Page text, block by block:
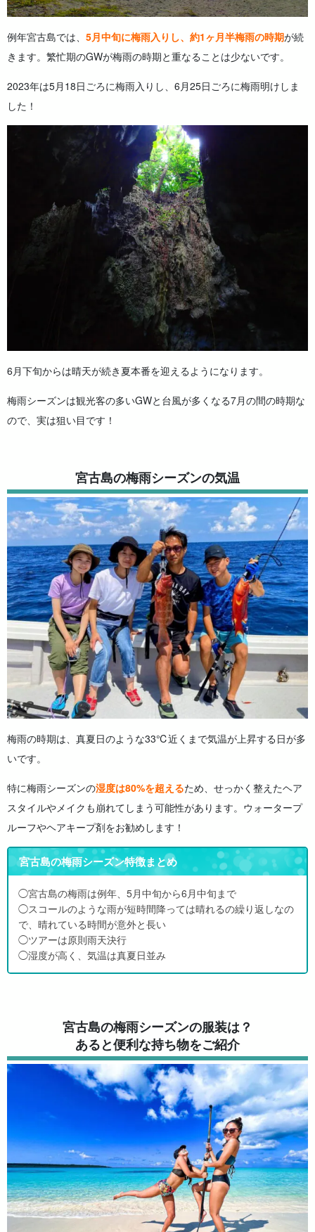
例年宮古島では、 5月中旬に梅雨入りし、約1ヶ月半梅雨の時期が続
きます。繁忙期のGWが梅雨の時期と重なることは少ないです。
2023年は5月18日ごろに梅雨入りし、6月25日ごろに梅雨明けしま
した！
6月下旬からは晴天が続き夏本番を迎えるようになります。
梅雨シーズンは観光客の多いGWと台風が多くなる7月の間の時期な
ので、実は狙い目です！
宮古島の梅雨シーズンの気温
梅雨の時期は、真夏日のような33℃近くまで気温が上昇する日が多
いです。
特に梅雨シーズンの湿度は80%を超えるため、せっかく整えたヘア
スタイルやメイクも崩れてしまう可能性があります。ウォータープ
ルーフやヘアキープ剤をお勧めします！
宮古島の梅雨シーズン特徴まとめ
◯宮古島の梅雨は例年、5月中旬から6月中旬まで
◯スコールのような雨が短時間降っては晴れるの繰り返しなの
で、晴れている時間が意外と長い
◯ツアーは原則雨天決行
◯湿度が高く、気温は真夏日並み
宮古島の梅雨シーズンの服装は？
あると便利な持ち物をご紹介